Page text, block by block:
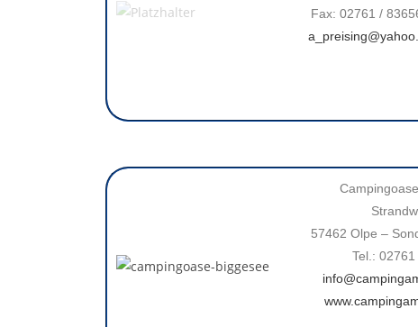
Fax: 02761 /
57462 Olpe –
Tel.: